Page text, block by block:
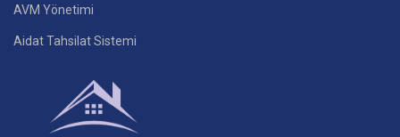
AVM Yönetimi
Aidat Tahsilat Sistemi